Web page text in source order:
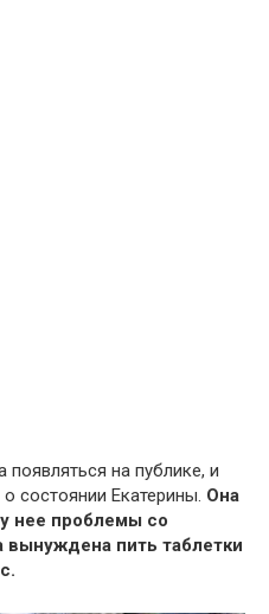
появляться на публике, и
состоянии Екатерины. Она
нее проблемы со
вынуждена пить таблетки